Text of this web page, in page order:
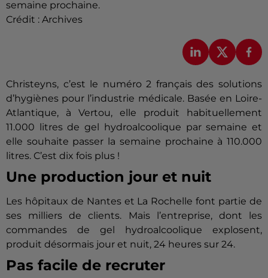
semaine prochaine.
Crédit : Archives
Christeyns, c’est le numéro 2 français des solutions
d’hygiènes pour l’industrie médicale. Basée en Loire-
Atlantique, à Vertou, elle produit habituellement
11.000 litres de gel hydroalcoolique par semaine et
elle souhaite passer la semaine prochaine à 110.000
litres. C’est dix fois plus !
Une production jour et nuit
Les hôpitaux de Nantes et La Rochelle font partie de
ses milliers de clients. Mais l’entreprise, dont les
commandes de gel hydroalcoolique explosent,
produit désormais jour et nuit, 24 heures sur 24.
Pas facile de recruter